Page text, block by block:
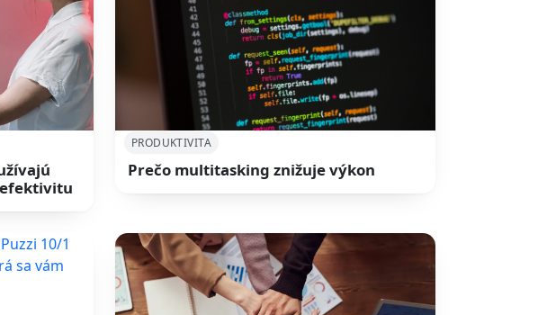
PRODUKTIVITA
Prečo multitasking znižuje výkon